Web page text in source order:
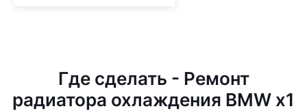
Где сделать - Ремонт
радиатора охлаждения BMW x1